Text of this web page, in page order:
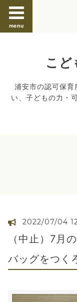
menu
こど
浦安市の認可保育
い、子どもの力・
2022/07/04
（中止）7月
バッグをつく